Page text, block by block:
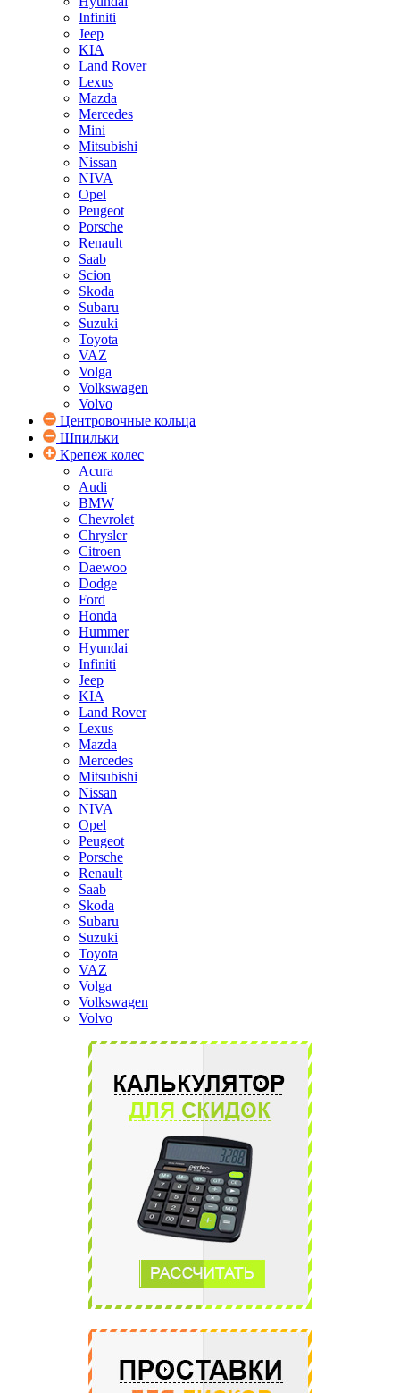
Infiniti
Jeep
KIA
Land Rover
Lexus
Mazda
Mercedes
Mini
Mitsubishi
Nissan
NIVA
Opel
Peugeot
Porsche
Renault
Saab
Scion
Skoda
Subaru
Suzuki
Toyota
VAZ
Volga
Volkswagen
Volvo
Центровочные кольца
Шпильки
Крепеж колес
Acura
Audi
BMW
Chevrolet
Chrysler
Citroen
Daewoo
Dodge
Ford
Honda
Hummer
Hyundai
Infiniti
Jeep
KIA
Land Rover
Lexus
Mazda
Mercedes
Mitsubishi
Nissan
NIVA
Opel
Peugeot
Porsche
Renault
Saab
Skoda
Subaru
Suzuki
Toyota
VAZ
Volga
Volkswagen
Volvo